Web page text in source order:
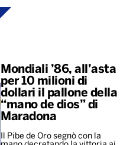
Mondiali ’86, all’asta
per 10 milioni di
dollari il pallone della
“mano de dios” di
Maradona
Il Pibe de Oro segnò con la